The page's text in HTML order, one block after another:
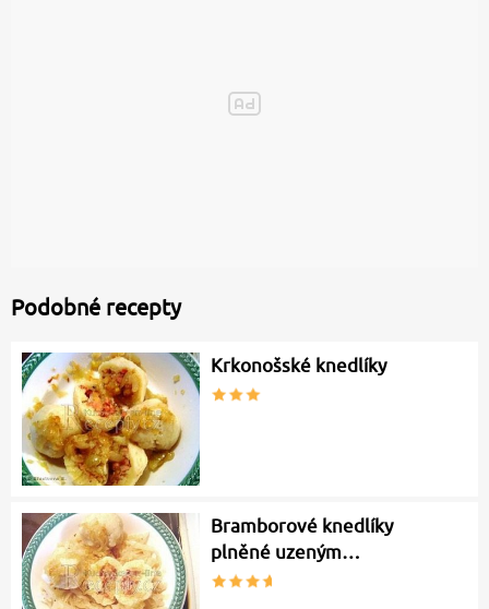
Podobné recepty
Krkonošské knedlíky
Bramborové knedlíky
plněné uzeným…